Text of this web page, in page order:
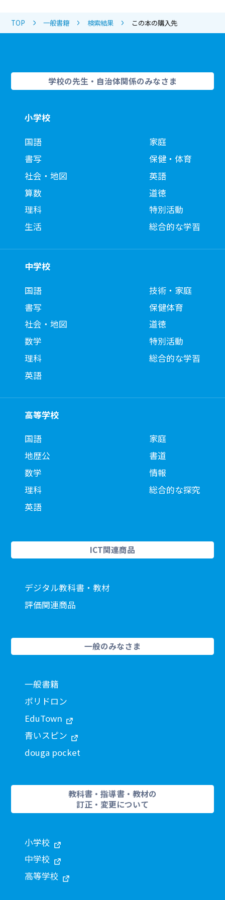
TOP 一般書籍 検索結果 この本の購入先
学校の先生・自治体関係のみなさま
小学校
国語
書写
社会・地図
算数
理科
生活
家庭
保健・体育
英語
道徳
特別活動
総合的な学習
中学校
国語
書写
社会・地図
数学
理科
英語
技術・家庭
保健体育
道徳
特別活動
総合的な学習
高等学校
国語
地歴公
数学
理科
英語
家庭
書道
情報
総合的な探究
ICT関連商品
デジタル教科書・教材
評価関連商品
一般のみなさま
一般書籍
ポリドロン
EduTown
青いスピン
douga pocket
教科書・指導書・教材の
訂正・変更について
小学校
中学校
高等学校